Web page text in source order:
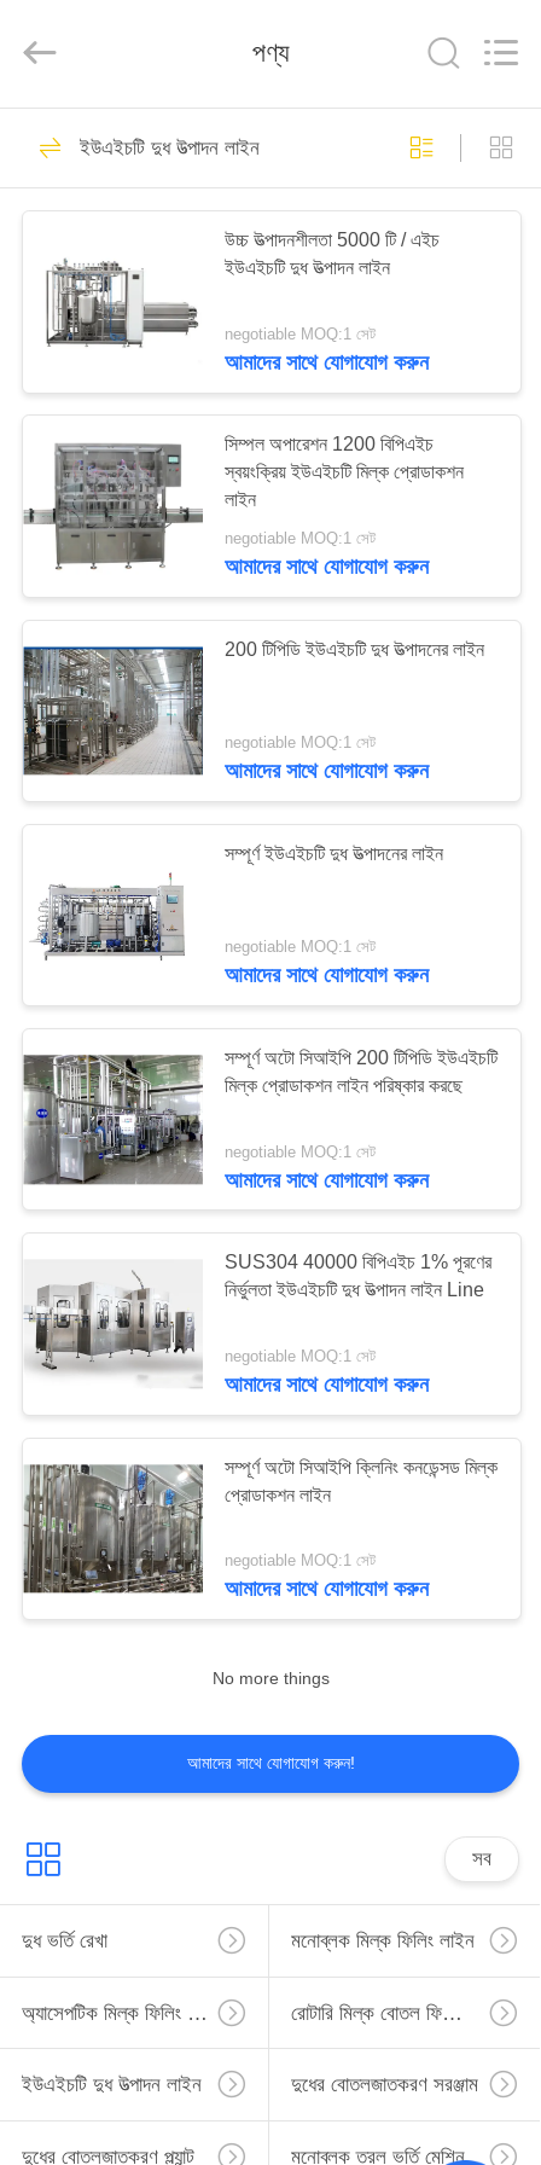
পণ্য
আমাদের
সম্পর্কে
কারখানা
ভ্রমণ
মান
নিয়ন্ত্রণ
যোগাযোগ
করুন
উদ্ধৃতির
জন্য
আবেদন
সাইট
ম্যাপ
PRIVACY
POLICY
Management
Services
Rights
দুধ ভর্তি রেখা
মনোব্লক মিল্ক ফিলিং লাইন
7
অ্যাসেপটিক মিল্ক ফিলিং
লাইন
7
রোটারি মিল্ক বোতল ফিলিং
লাইন
ইউএইচটি দুধ উত্পাদন লাইন
দুধের বোতলজাতকরণ সরঞ্জাম
দুধের বোতলজাতকরণ প্ল্যান্ট
মনোব্লক তরল ভর্তি মেশিন
8
পণ্য
ইউএইচটি দুধ উত্পাদন লাইন
উচ্চ উত্পাদনশীলতা 5000 টি / এইচ
ইউএইচটি দুধ উত্পাদন লাইন
negotiable MOQ:1 সেট
আমাদের সাথে যোগাযোগ করুন
সিম্পল অপারেশন 1200 বিপিএইচ
স্বয়ংক্রিয় ইউএইচটি মিল্ক প্রোডাকশন
লাইন
negotiable MOQ:1 সেট
আমাদের সাথে যোগাযোগ করুন
200 টিপিডি ইউএইচটি দুধ উত্পাদনের লাইন
negotiable MOQ:1 সেট
আমাদের সাথে যোগাযোগ করুন
সম্পূর্ণ ইউএইচটি দুধ উত্পাদনের লাইন
negotiable MOQ:1 সেট
আমাদের সাথে যোগাযোগ করুন
সম্পূর্ণ অটো সিআইপি 200 টিপিডি ইউএইচটি
মিল্ক প্রোডাকশন লাইন পরিষ্কার করছে
negotiable MOQ:1 সেট
আমাদের সাথে যোগাযোগ করুন
SUS304 40000 বিপিএইচ 1% পূরণের
নির্ভুলতা ইউএইচটি দুধ উত্পাদন লাইন Line
negotiable MOQ:1 সেট
আমাদের সাথে যোগাযোগ করুন
সম্পূর্ণ অটো সিআইপি ক্লিনিং কনডেন্সড মিল্ক
প্রোডাকশন লাইন
negotiable MOQ:1 সেট
আমাদের সাথে যোগাযোগ করুন
No more things
আমাদের সাথে যোগাযোগ করুন!
সব
দুধ ভর্তি রেখা মনোব্লক মিল্ক ফিলিং লাইন
অ্যাসেপটিক মিল্ক ফিলিং লাইন রোটারি মিল্ক বোতল ফিলিং লাইন
ইউএইচটি দুধ উত্পাদন লাইন দুধের বোতলজাতকরণ সরঞ্জাম
দুধের বোতলজাতকরণ প্ল্যান্ট মনোব্লক তরল ভর্তি মেশিন